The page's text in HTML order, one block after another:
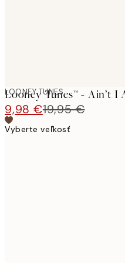
LOONEY TUNES
Looney Tunes™ - Ain’t I
9,98 €19,95 €
Vyberte veľkosť